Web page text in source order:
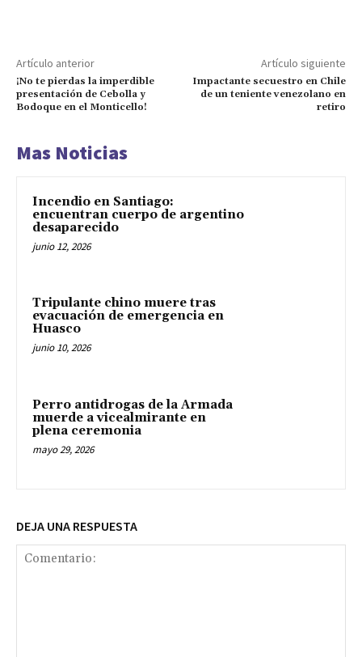
Artículo anterior
¡No te pierdas la imperdible
presentación de Cebolla y
Bodoque en el Monticello!
Artículo siguiente
Impactante secuestro en Chile
de un teniente venezolano en
retiro
Mas Noticias
Incendio en Santiago:
encuentran cuerpo de argentino
desaparecido
junio 12, 2026
Tripulante chino muere tras
evacuación de emergencia en
Huasco
junio 10, 2026
Perro antidrogas de la Armada
muerde a vicealmirante en
plena ceremonia
mayo 29, 2026
DEJA UNA RESPUESTA